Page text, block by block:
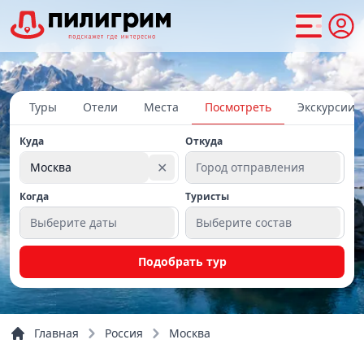
Туры Отели Места Посмотреть Экскурсии
Куда
Москва ✕
Откуда
Город отправления
Когда
Выберите даты
Туристы
Выберите состав
Подобрать тур
Главная Россия
Москва